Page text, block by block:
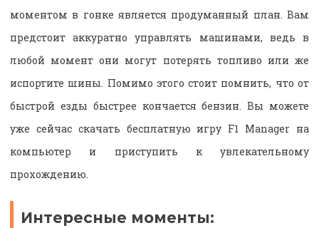
моментом в гонке является продуманный план. Вам
предстоит аккуратно управлять машинами, ведь в
любой момент они могут потерять топливо или же
испортите шины. Помимо этого стоит помнить, что от
быстрой езды быстрее кончается бензин. Вы можете
уже сейчас скачать бесплатную игру F1 Manager на
компьютер и приступить к увлекательному
прохождению.
Интересные моменты: